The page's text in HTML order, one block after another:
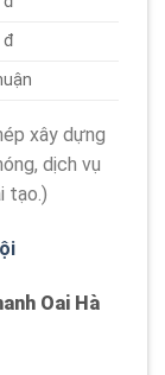
đ
xây dựng
dịch vụ
tạo.)
Oai Hà